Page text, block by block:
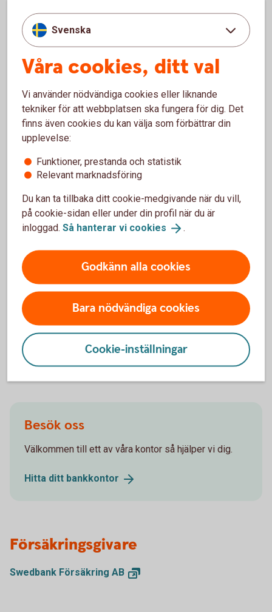
värdepappersinnehav?
När kan jag ta ut pengarna?
Skaffa Pensionsförsäkring med
depå
Ring oss
Öppet vardagar 08.00-18.00. Stängt helger och röda
dagar.
Ring 0771-22 11 22
Hjälp med placering
Placera din
pension
Möjliga investeringar i
Besök oss
Välkommen till ett av våra kontor så hjälper vi dig.
Hitta ditt bankkontor
Försäkringsgivare
Swedbank Försäkring AB
Svenska
Våra cookies, ditt val
Vi använder nödvändiga cookies eller liknande
tekniker för att webbplatsen ska fungera för dig. Det
finns även cookies du kan välja som förbättrar din
upplevelse:
Funktioner, prestanda och statistik
Relevant marknadsföring
Du kan ta tillbaka ditt cookie-medgivande när du vill,
på cookie-sidan eller under din profil när du är
inloggad. Så hanterar vi cookies .
Godkänn alla cookies
Bara nödvändiga cookies
Cookie-inställningar